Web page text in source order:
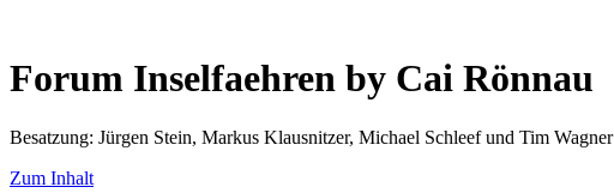
Forum Inselfaehren by Cai Rönnau
Besatzung: Jürgen Stein, Markus Klausnitzer, Michael Schleef und Tim Wagner
Zum Inhalt